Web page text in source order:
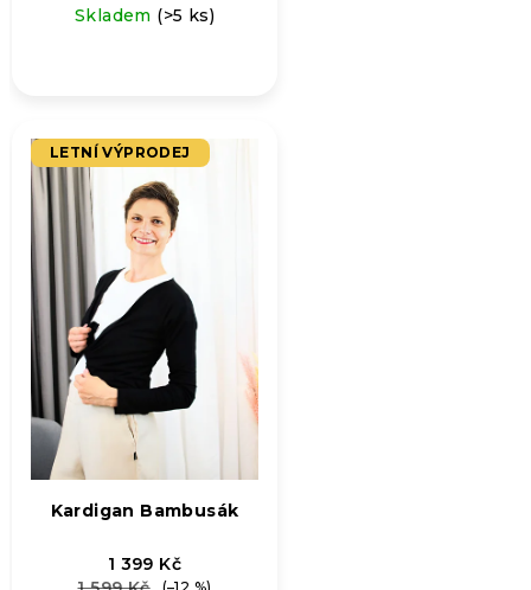
Skladem (>5 ks)
LETNÍ VÝPRODEJ
Kardigan Bambusák
1 399 Kč